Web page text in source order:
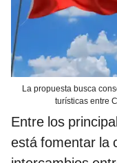
La propuesta busca
turísticas entre
Entre los
está fomentar la